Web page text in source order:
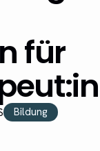
für
Bildung